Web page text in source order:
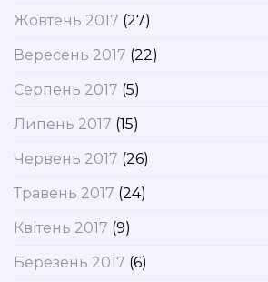
Жовтень 2017 (27)
Вересень 2017 (22)
Серпень 2017 (5)
Липень 2017 (15)
Червень 2017 (26)
Травень 2017 (24)
Квітень 2017 (9)
Березень 2017 (6)